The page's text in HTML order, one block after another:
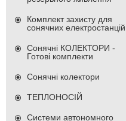
Комплект захисту для
сонячних електростанцій
Сонячні КОЛЕКТОРИ -
Готові комплекти
Сонячні колектори
ТЕПЛОНОСІЙ
Системи автономного